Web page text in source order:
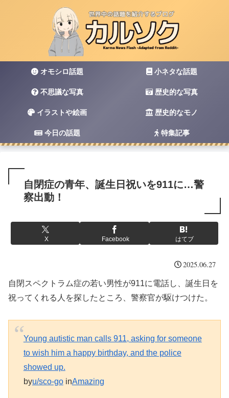
オモシロ話題 小ネタな話題
不思議な写真 歴史的な写真
イラストや絵画 歴史的なモノ
今日の話題 特集記事
自閉症の青年、誕生日祝いを911に…警
察出動！
X Facebook はてブ
2025.06.27
自閉スペクトラム症の若い男性が911に電話し、誕生日を
祝ってくれる人を探したところ、警察官が駆けつけた。
Young autistic man calls 911, asking for someone
to wish him a happy birthday, and the police
showed up.
byu/sco-goinAmazing